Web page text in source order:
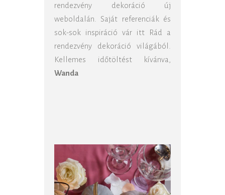
rendezvény dekoráció új
weboldalán. Saját referenciák és
sok-sok inspiráció vár itt Rád a
rendezvény dekoráció világából.
Kellemes időtöltést kívánva,
Wanda